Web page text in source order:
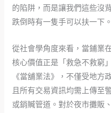
的陷阱，而是讓我們這些沒
跌倒時有一隻手可以扶一下。
從社會學角度來看，當鋪業
核心價值正是「救急不救窮
《當舖業法》，不僅受地方
且所有交易資訊均需上傳至
或銷贓管道。對於夜市攤販